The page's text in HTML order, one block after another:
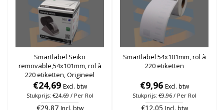
Smartlabel Seiko
removable,54x101mm, rol à
220 etiketten, Origineel
€24,69 Excl. btw
Stukprijs: €24,69 / Per Rol
€29,87 Incl. btw
Smartlabel 54x101mm, rol à
220 etiketten
€9,96 Excl. btw
Stukprijs: €9,96 / Per Rol
€12,05 Incl. btw